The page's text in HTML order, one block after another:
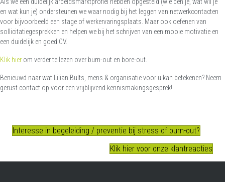
Als we een duidelijk arbeidsmarktprofiel hebben opgesteld (wie ben je, wat wil je
en wat kun je) ondersteunen we waar nodig bij het leggen van netwerkcontacten
voor bijvoorbeeld een stage of werkervaringsplaats. Maar ook oefenen van
sollicitatiegesprekken en helpen we bij het schrijven van een mooie motivatie en
een duidelijk en goed CV.
Klik hier om verder te lezen over burn-out en bore-out.
Benieuwd naar wat Lilian Bults, mens & organisatie voor u kan betekenen? Neem
gerust contact op voor een vrijblijvend kennismakingsgesprek!
Interesse in begeleiding / preventie bij stress of burn-out?
Klik hier voor onze klantreacties